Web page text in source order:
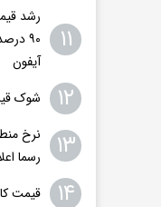
۱۱
رشد
۹۰
آیفون
۱۲ شوک
۱۳
نرخ
رسما
۱۴ قیمت